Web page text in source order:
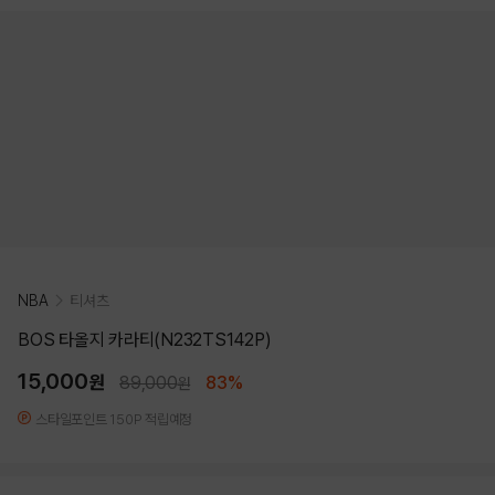
NBA 티셔츠
BOS 타올지 카라티(N232TS142P)
15,000원 89,000원 83%
스타일포인트 150P 적립예정